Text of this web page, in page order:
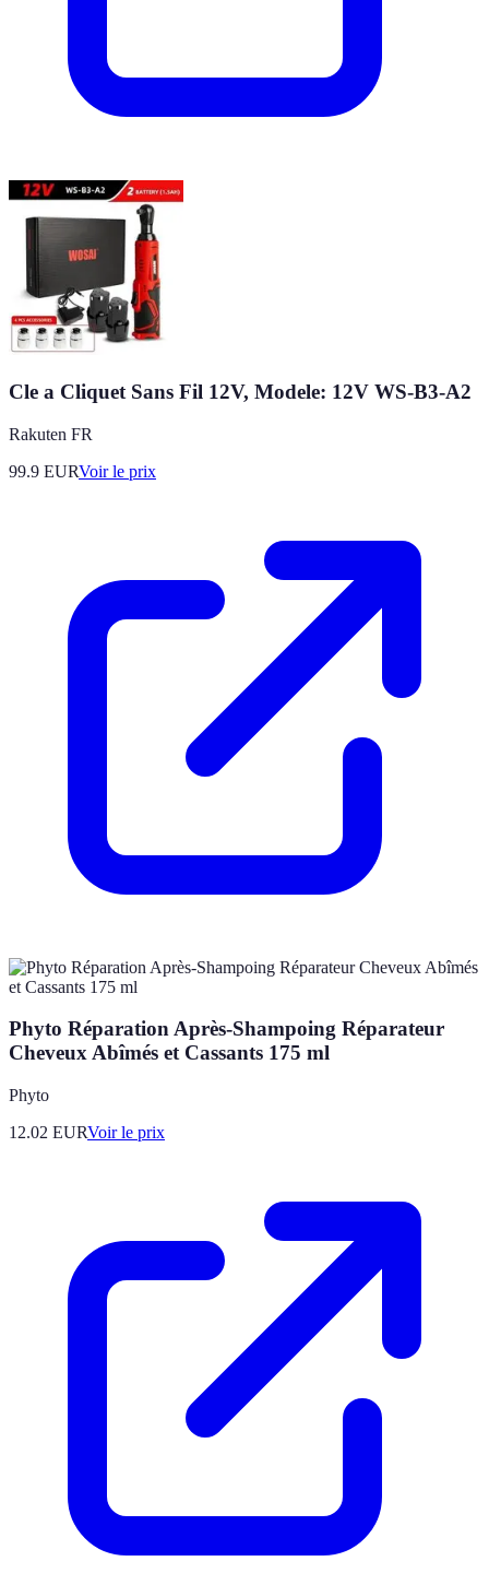
Cle a Cliquet Sans Fil 12V, Modele: 12V WS-B3-A2
Rakuten FR
99.9 EURVoir le prix
Phyto Réparation Après-Shampoing Réparateur
Cheveux Abîmés et Cassants 175 ml
Phyto
12.02 EURVoir le prix